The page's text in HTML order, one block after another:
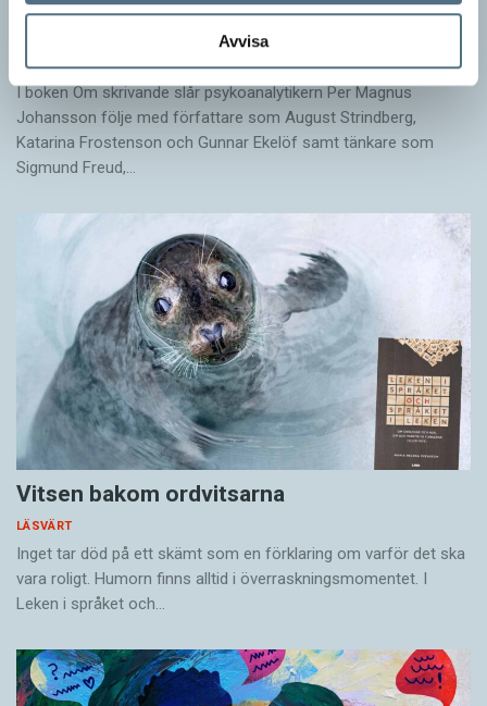
Avvisa
Egna tankar om andras skrivande
LÄSVÄRT
I boken Om skrivande slår psykoanalytikern Per Magnus
Johansson följe med författare som August Strindberg,
Katarina Frostenson och Gunnar Ekelöf samt tänkare som
Sigmund Freud,…
Vitsen bakom ordvitsarna
LÄSVÄRT
Inget tar död på ett skämt som en förklaring om varför det ska
vara roligt. Humorn finns alltid i överrask­ningsmomentet. I
Leken i språket och…